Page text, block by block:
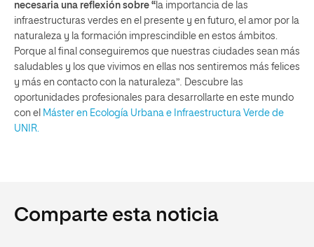
necesaria una reflexión sobre “ la importancia de las
infraestructuras verdes en el presente y en futuro, el amor por la
naturaleza y la formación imprescindible en estos ámbitos.
Porque al final conseguiremos que nuestras ciudades sean más
saludables y los que vivimos en ellas nos sentiremos más felices
y más en contacto con la naturaleza”. Descubre las
oportunidades profesionales para desarrollarte en este mundo
con el Máster en Ecología Urbana e Infraestructura Verde de
UNIR.
Comparte esta noticia